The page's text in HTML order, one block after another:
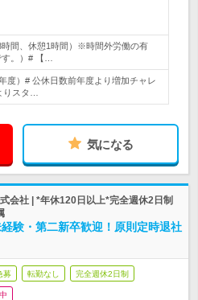
時間、休憩1時間）※時間外労働の有
。）# 【…
度）# 公休日数前年度より増加チャレ
スタ…
気になる
会社 | *年休120日以上*完全週休2日制
験・第二新卒歓迎！原則定時退社
募 転勤なし 完全週休2日制